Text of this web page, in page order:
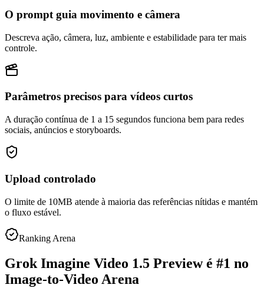
O prompt guia movimento e câmera
Descreva ação, câmera, luz, ambiente e estabilidade para ter mais
controle.
Parâmetros precisos para vídeos curtos
A duração contínua de 1 a 15 segundos funciona bem para redes
sociais, anúncios e storyboards.
Upload controlado
O limite de 10MB atende à maioria das referências nítidas e mantém
o fluxo estável.
Ranking Arena
Grok Imagine Video 1.5 Preview é #1 no
Image-to-Video Arena